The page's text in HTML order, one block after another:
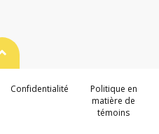
Haut de page
Confidentialité
Politique en
matière de
témoins